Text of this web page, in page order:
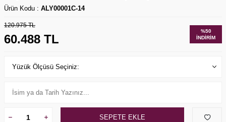
Ürün Kodu : ALY00001C-14
120.975TL
60.488 TL
%50
İNDIRIM
SEPETE EKLE